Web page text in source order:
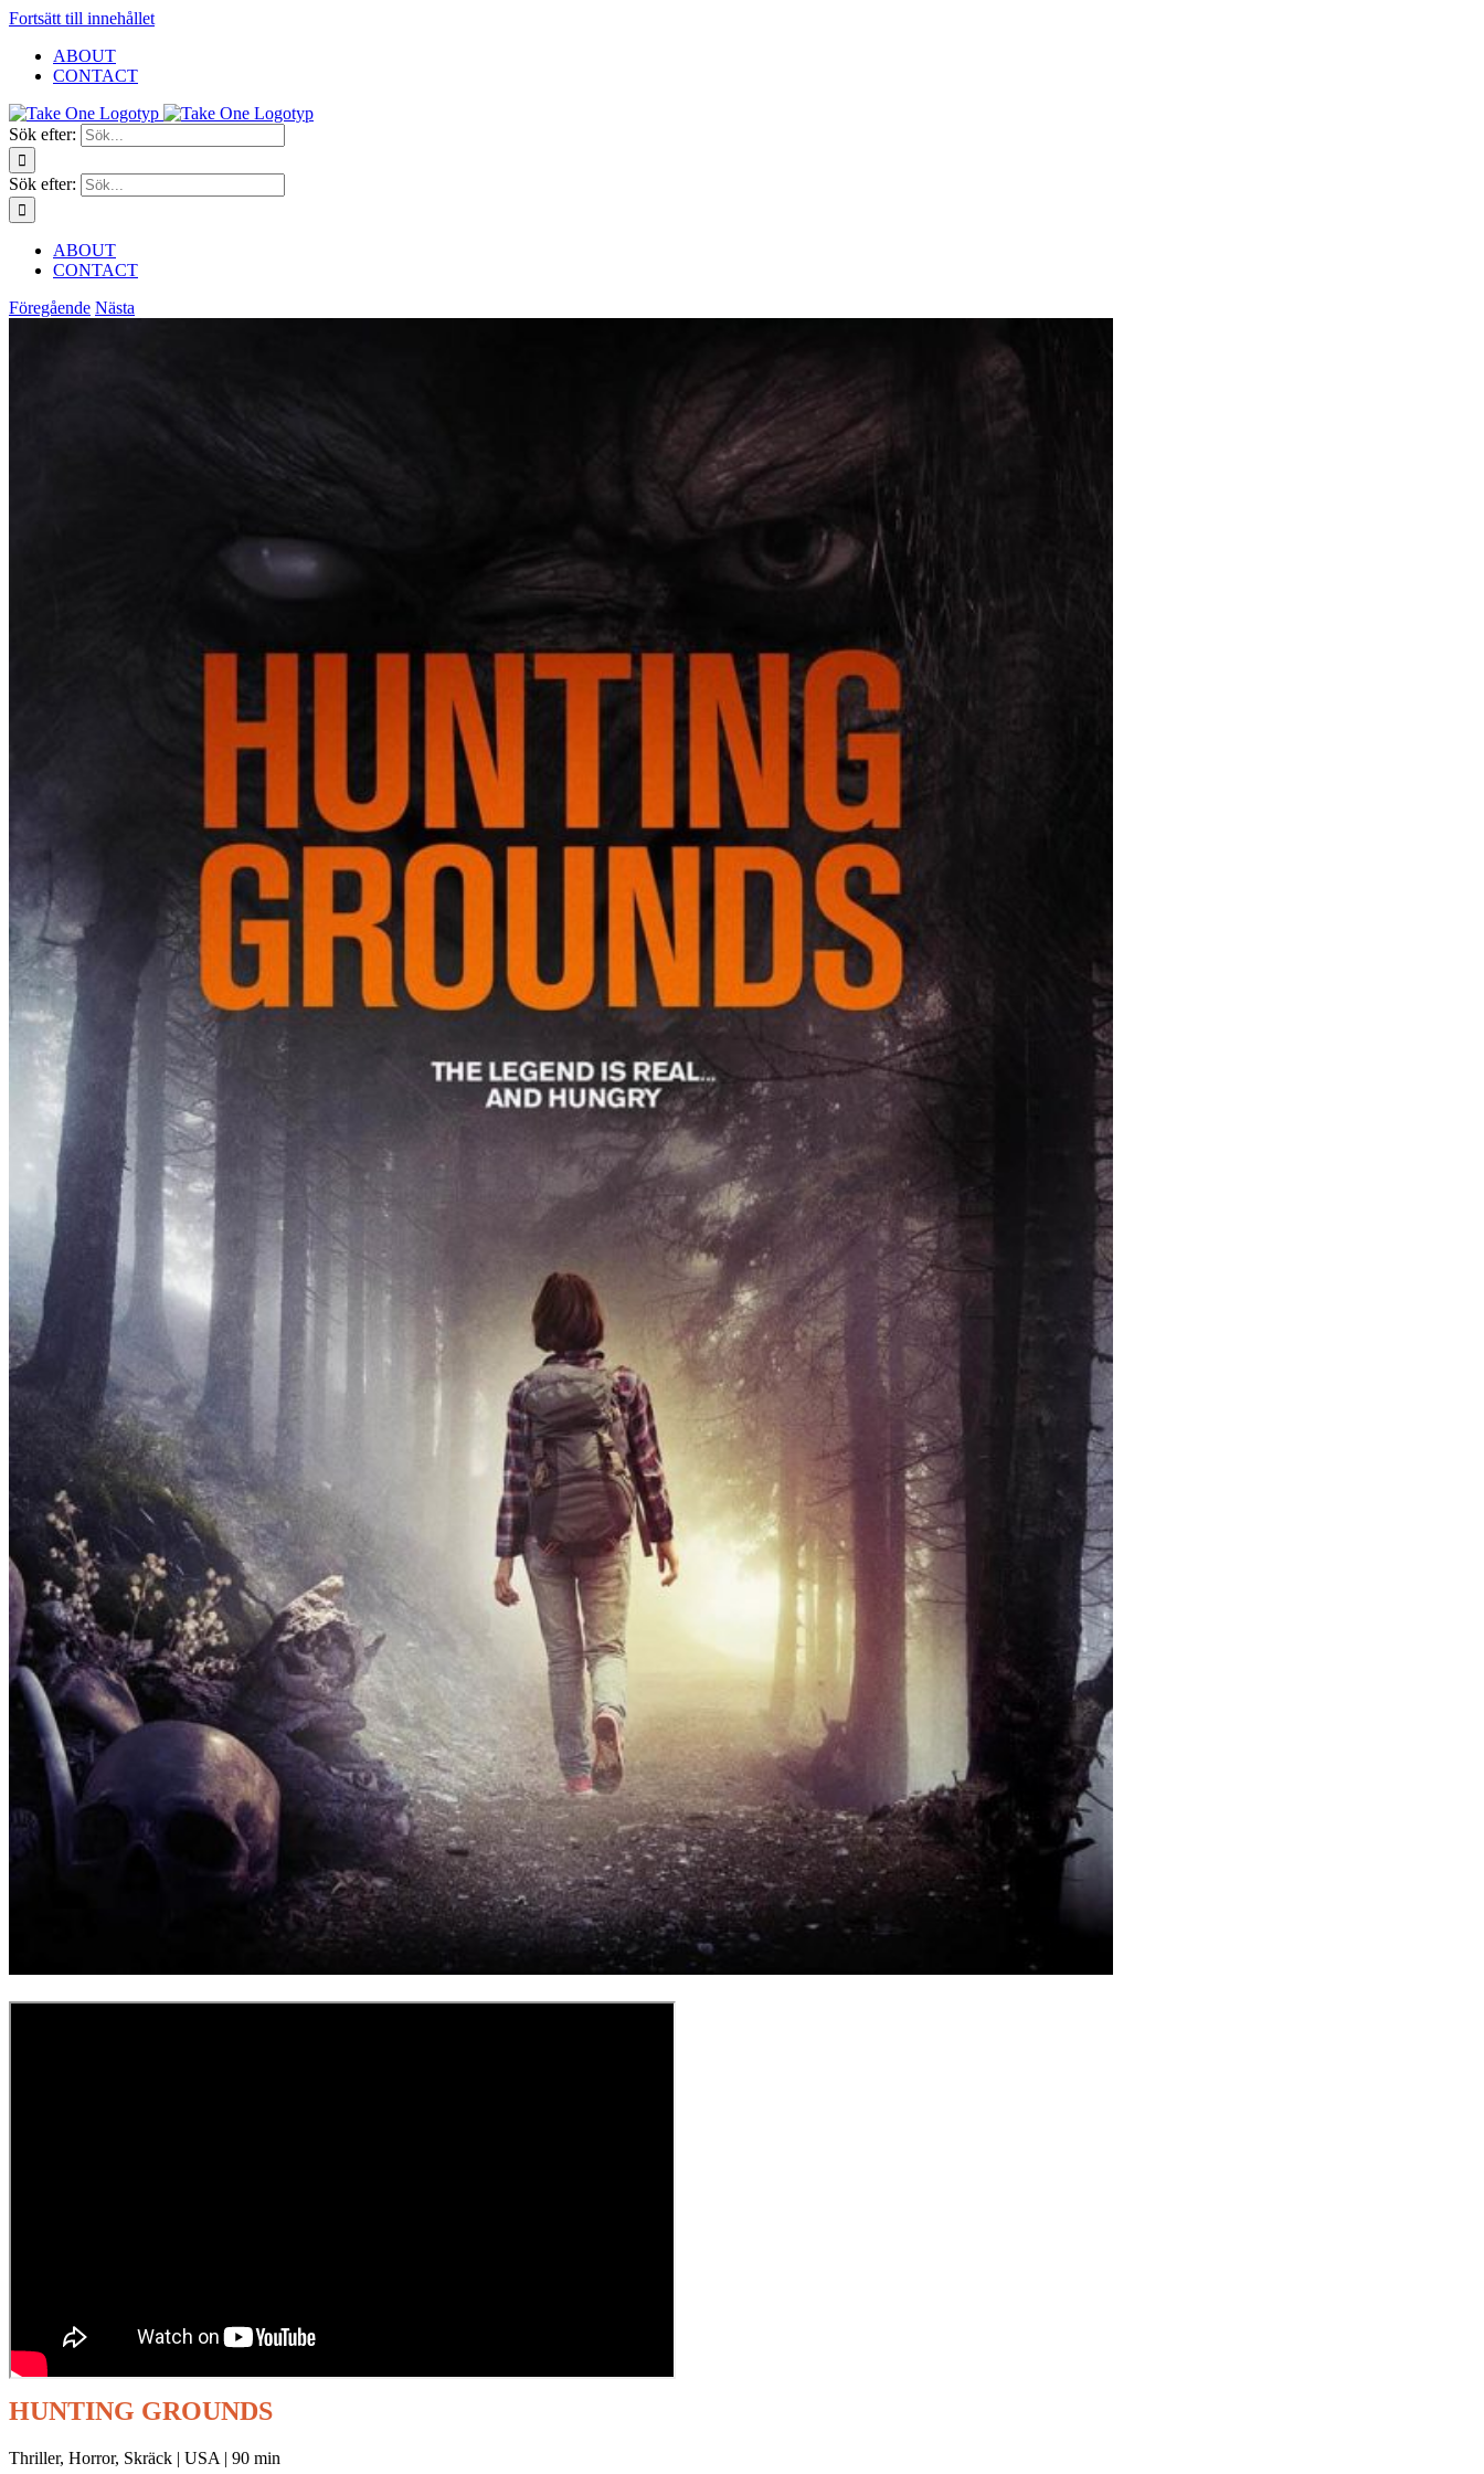
Fortsätt till innehållet
ABOUT
CONTACT
Sök efter:
Sök efter:
ABOUT
CONTACT
Föregående Nästa
HUNTING GROUNDS
Thriller, Horror, Skräck | USA | 90 min